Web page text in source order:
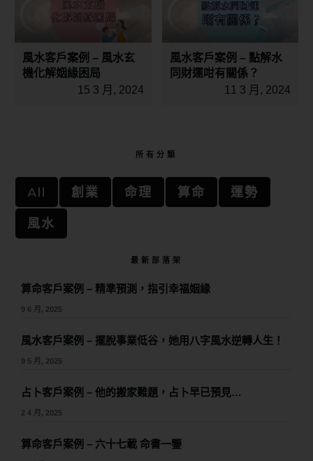
風水客戶案例 – 風水玄
機化解姻緣困局
15 3 月, 2024
風水客戶案例 – 點解水
同財運咁有關係？
11 3 月, 2024
所有分類
All 創業 命理 算命
運勢
風水
最新部落架
算命客戶案例 – 精準預測，指引幸福姻緣
9 6 月, 2025
風水客戶案例 – 擺脫事業低谷，她用八字風水逆轉人生！
9 5 月, 2025
占卜客戶案例 – 他的搬家難題，占卜早已預見…
2 4 月, 2025
算命客戶案例 – 六十七載 命書一鑒